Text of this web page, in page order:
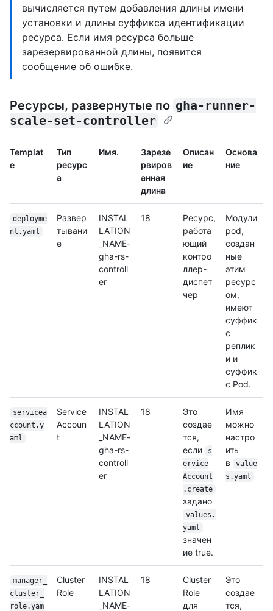
вычисляется путем добавления длины имени
установки и длины суффикса идентификации
ресурса. Если имя ресурса больше
зарезервированной длины, появится
сообщение об ошибке.
Ресурсы, развернутые по gha-runner-
scale-set-controller
Templat
e
Тип
ресурс
а
Имя.
Зарезе
рвиров
анная
длина
Описан
ие
Основа
ние
deployme
nt.yaml
Развер
тывани
е
INSTAL
LATION
_NAME-
gha-rs-
controll
er
18
Ресурс,
работа
ющий
контро
ллер-
диспет
чер
Модули
pod,
создан
ные
этим
ресурс
ом,
имеют
суффик
с
реплик
и и
суффик
с Pod.
servicea
ccount.y
aml
Service
Accoun
t
INSTAL
LATION
_NAME-
gha-rs-
controll
er
18
Это
создае
тся,
если
s
ervice
Account
.create
задано
values.
yaml
значен
ие true.
Имя
можно
настро
ить
в
value
s.yaml
manager_
cluster_
role.yam
Cluster
Role
INSTAL
LATION
_NAME-
18
Cluster
Role
для
Это
создае
тся,